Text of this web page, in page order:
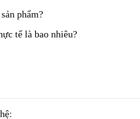
phẩm?
tế là bao nhiêu?